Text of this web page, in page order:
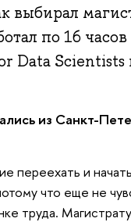
выбирал
по 16
Data
из Санкт-
переехать и
что еще не
труда.